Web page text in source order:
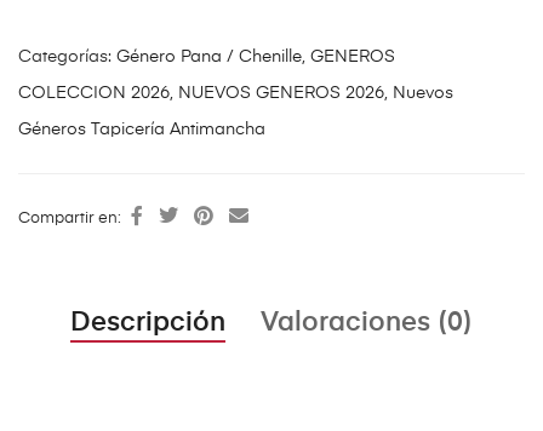
Categorías: Género Pana / Chenille, GENEROS
COLECCION 2026, NUEVOS GENEROS 2026, Nuevos
Géneros Tapicería Antimancha
Compartir en:
Descripción Valoraciones (0)